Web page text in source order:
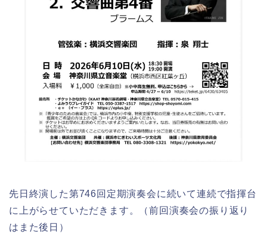
先日終演した第746回定期演奏会に続いて連続で指揮台
に上がらせていただきます。（前回演奏会の振り返り
はまた後日）